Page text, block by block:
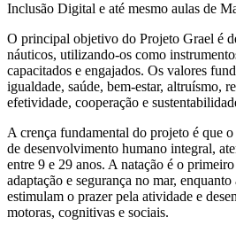
Inclusão Digital e até mesmo aulas de
O principal objetivo do Projeto Grael é
náuticos, utilizando-os como
capacitados e engajados. Os valores
igualdade, saúde, bem-estar, altruísmo,
efetividade, cooperação e
A crença fundamental do projeto é que
de desenvolvimento humano integral,
entre 9 e 29 anos. A natação é o
adaptação e segurança no mar,
estimulam o prazer pela atividade e
motoras, cognitivas e sociais.